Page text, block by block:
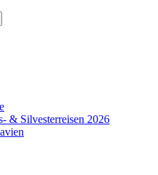
& Silvesterreisen 2026